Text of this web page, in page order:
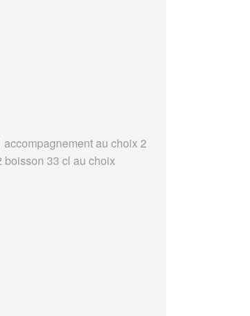
accompagnement au choix 2
boisson 33 cl au choix